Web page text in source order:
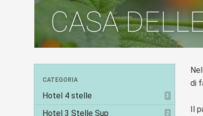
CASA
CATEGORIA
Hotel 4 stelle 3
Hotel 3 Stelle Sup 2
Nel
di
Il